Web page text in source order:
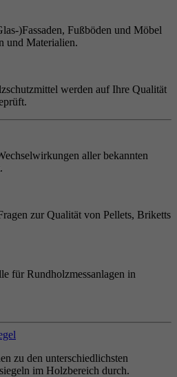
)Fassaden, Fußböden und Möbel
und Materialien.
werden auf Ihre Qualität
aller bekannten
zur Qualität von Pellets, Briketts
für Rundholzmessanlagen in
zu den unterschiedlichsten
im Holzbereich durch.